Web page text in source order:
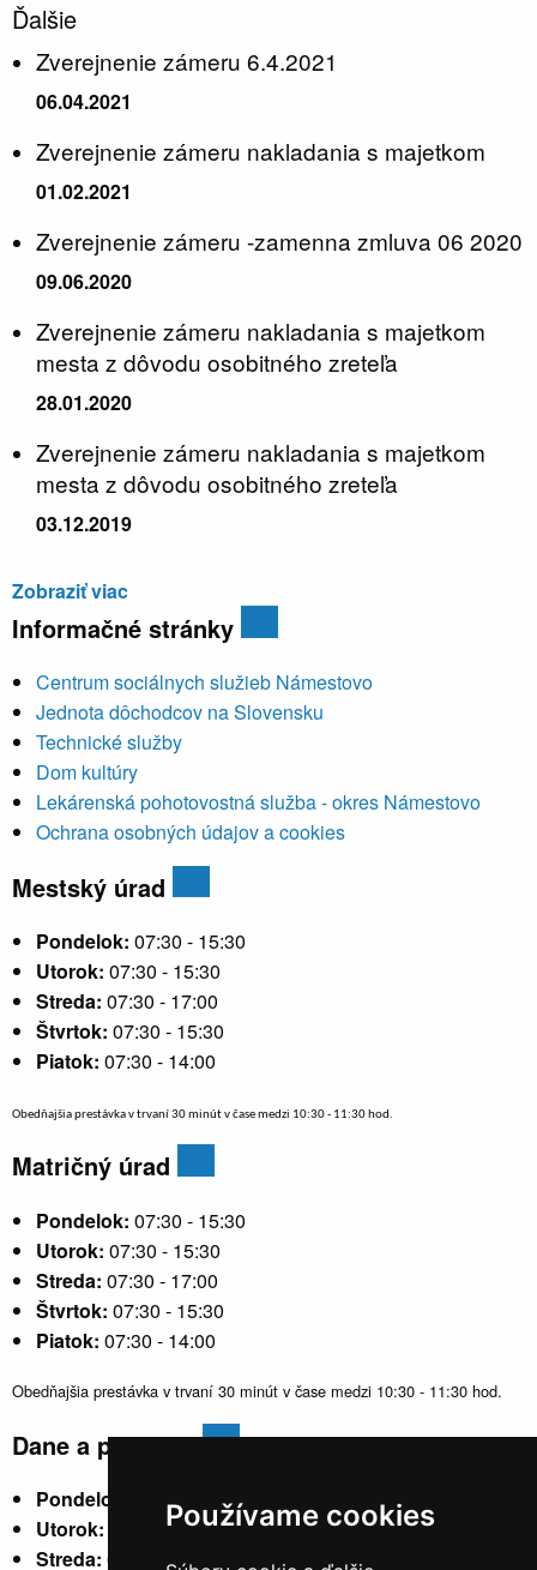
Používame cookies
Ďalšie
Zverejnenie zámeru 6.4.2021
06.04.2021
Zverejnenie zámeru nakladania s majetkom
01.02.2021
Zverejnenie zámeru -zamenna zmluva 06 2020
09.06.2020
Zverejnenie zámeru nakladania s majetkom
mesta z dôvodu osobitného zreteľa
28.01.2020
Zverejnenie zámeru nakladania s majetkom
mesta z dôvodu osobitného zreteľa
03.12.2019
Zobraziť viac
Informačné stránky
Centrum sociálnych služieb Námestovo
Jednota dôchodcov na Slovensku
Technické služby
Dom kultúry
Lekárenská pohotovostná služba - okres Námestovo
Ochrana osobných údajov a cookies
Mestský úrad
Pondelok: 07:30 - 15:30
Utorok: 07:30 - 15:30
Streda: 07:30 - 17:00
Štvrtok: 07:30 - 15:30
Piatok: 07:30 - 14:00
Obedňajšia prestávka v trvaní 30 minút v čase medzi 10:30 - 11:30 hod.
Matričný úrad
Pondelok: 07:30 - 15:30
Utorok: 07:30 - 15:30
Streda: 07:30 - 17:00
Štvrtok: 07:30 - 15:30
Piatok: 07:30 - 14:00
Obedňajšia prestávka v trvaní 30 minút v čase medzi 10:30 - 11:30 hod.
Dane a poplatky
Pondelok:
07:30 - 15:30
Utorok:
nestránkový
Streda: 07:30 - 17:00